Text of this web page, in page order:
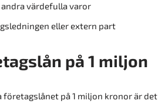
värdefulla varor
eller extern part
på 1 miljon
på 1 miljon kronor är det